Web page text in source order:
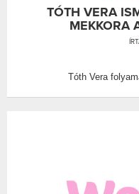
TÓTH VERA
MEKKORA
Tóth Vera